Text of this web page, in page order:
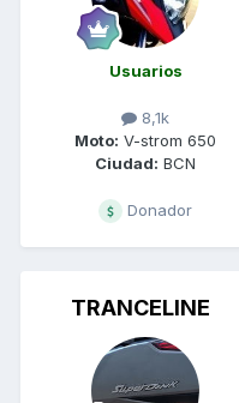
Usuarios
8,1k
Moto: V-strom 650
Ciudad: BCN
Donador
TRANCELINE